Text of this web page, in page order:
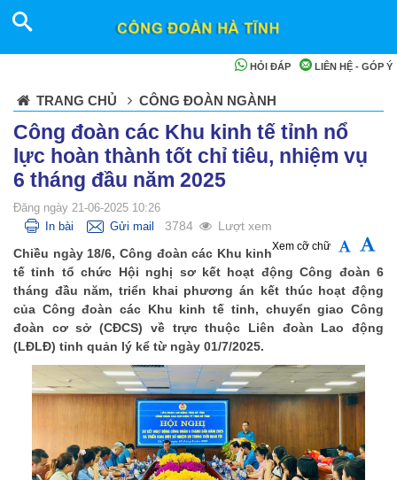
LIÊN HỆ - GÓP Ý
HỎI ĐÁP
TRANG CHỦ CÔNG ĐOÀN NGÀNH
Công đoàn các Khu kinh tế tỉnh nổ
lực hoàn thành tốt chỉ tiêu, nhiệm vụ
6 tháng đầu năm 2025
Đăng ngày 21-06-2025 10:26
In bài
Gửi mail 3784 Lượt xem
Xem cỡ chữ
Chiều ngày 18/6, Công đoàn các Khu kinh
tế tỉnh tổ chức Hội nghị sơ kết hoạt động Công đoàn 6
tháng đầu năm, triển khai phương án kết thúc hoạt động
của Công đoàn các Khu kinh tế tỉnh, chuyển giao Công
đoàn cơ sở (CĐCS) về trực thuộc Liên đoàn Lao động
(LĐLĐ) tỉnh quản lý kể từ ngày 01/7/2025.